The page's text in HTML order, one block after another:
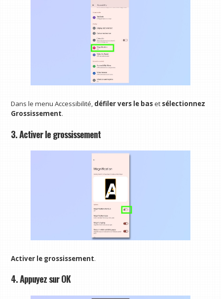
Dans le menu Accessibilité, défiler vers le baset sélectionnez
Grossissement.
3. Activer le grossissement
Activer le grossissement.
4. Appuyez sur OK